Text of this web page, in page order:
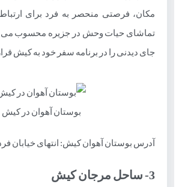
مکان، فرصتی منحصر به فرد برای
تماشای حیات وحش در جزیره محسوب
جای دیدنی را در برنامه سفر خود به کیش
بوستان آهوان در کیش
آدرس بوستان آهوان کیش: انتهای خیابان
3- ساحل مرجان کیش